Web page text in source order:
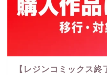
【レジンコミックス